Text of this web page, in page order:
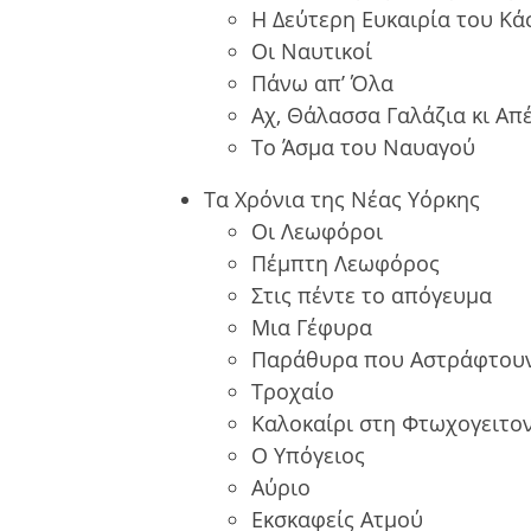
Η Δεύτερη Ευκαιρία του
Οι Ναυτικοί
Πάνω απ’ Όλα
Αχ, Θάλασσα Γαλάζια κι
Το Άσμα του Ναυαγού
Τα Χρόνια της Νέας Υόρκης
Οι Λεωφόροι
Πέμπτη Λεωφόρος
Στις πέντε το απόγευμα
Μια Γέφυρα
Παράθυρα που
Τροχαίο
Καλοκαίρι στη
Ο Υπόγειος
Αύριο
Εκσκαφείς Ατμού